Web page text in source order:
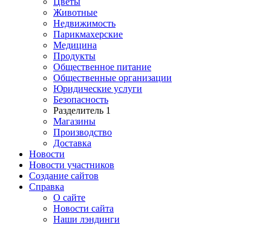
Животные
Недвижимость
Парикмахерские
Медицина
Продукты
Общественное питание
Общественные организации
Юридические услуги
Безопасность
Разделитель 1
Магазины
Производство
Доставка
Новости
Новости участников
Создание сайтов
Справка
О сайте
Новости сайта
Наши лэндинги